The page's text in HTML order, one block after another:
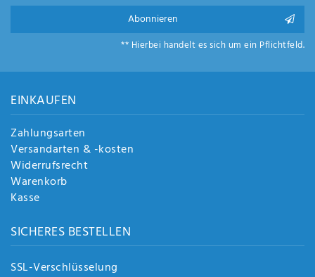
gelesen
rag
e
sen
de
n
Abonnieren
** Hierbei handelt es sich um ein Pflichtfeld.
EINKAUFEN
Zahlungsarten
Versandarten & -kosten
Widerrufsrecht
Warenkorb
Kasse
SICHERES BESTELLEN
SSL-Verschlüsselung